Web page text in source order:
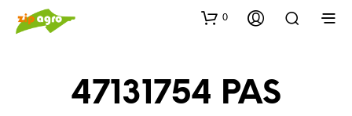
0
47131754 PAS